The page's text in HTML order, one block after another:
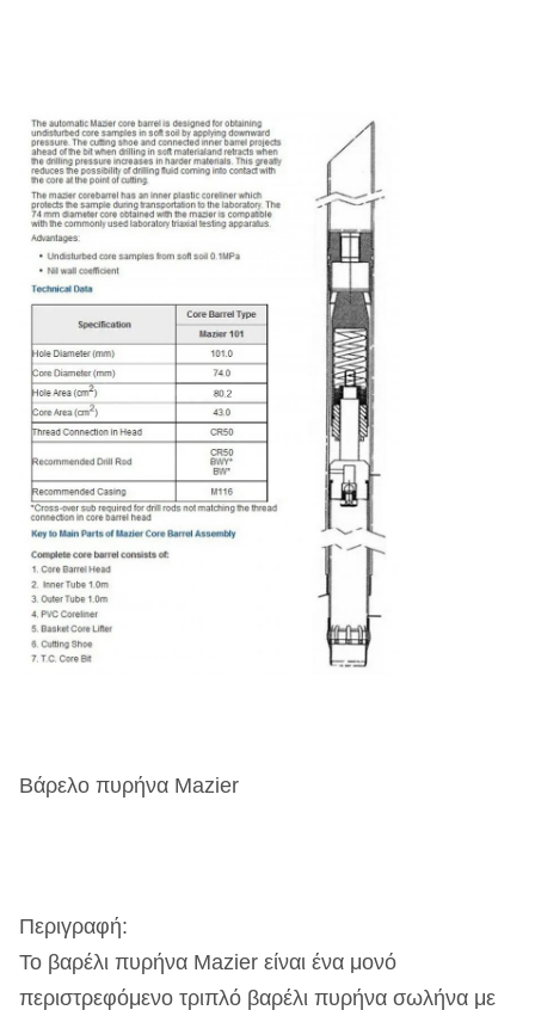
Βάρελο πυρήνα Mazier
Περιγραφή:
Το βαρέλι πυρήνα Mazier είναι ένα μονό
περιστρεφόμενο τριπλό βαρέλι πυρήνα σωλήνα με